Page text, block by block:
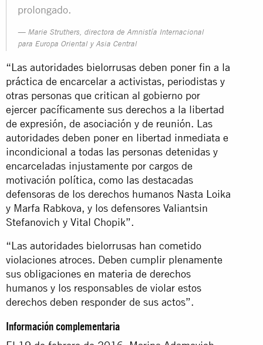
prolongado.
Marie Struthers, directora de Amnistía Internacional
para Europa Oriental y Asia Central
“Las autoridades bielorrusas deben poner fin a la
práctica de encarcelar a activistas, periodistas y
otras personas que critican al gobierno por
ejercer pacíficamente sus derechos a la libertad
de expresión, de asociación y de reunión. Las
autoridades deben poner en libertad inmediata e
incondicional a todas las personas detenidas y
encarceladas injustamente por cargos de
motivación política, como las destacadas
defensoras de los derechos humanos Nasta Loika
y Marfa Rabkova, y los defensores Valiantsin
Stefanovich y Vital Chopik”.
“Las autoridades bielorrusas han cometido
violaciones atroces. Deben cumplir plenamente
sus obligaciones en materia de derechos
humanos y los responsables de violar estos
derechos deben responder de sus actos”.
Información complementaria